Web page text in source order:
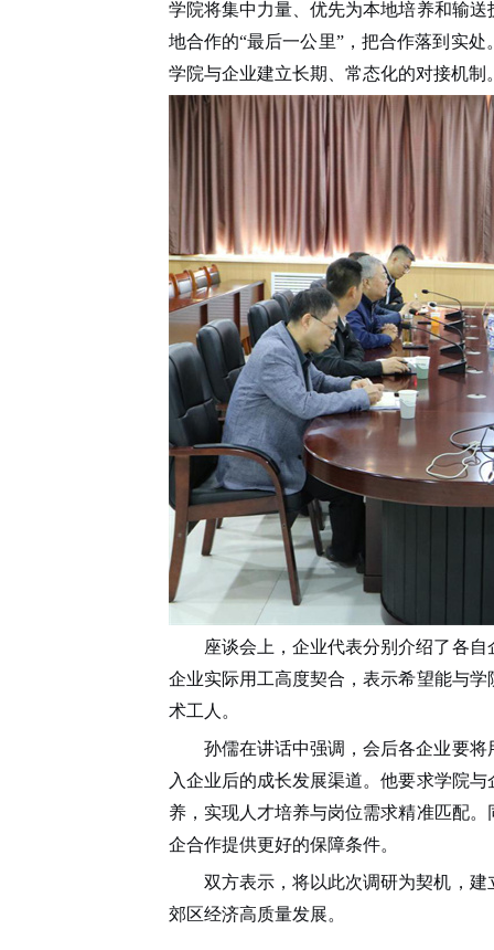
学院将集中力量、优先为本地培养和输
地合作的“最后一公里”，把合作落到实
学院与企业建立长期、常态化的对接机制
座谈会上，企业代表分别介绍了各
企业实际用工高度契合，表示希望能与
术工人。
孙儒在讲话中强调，会后各企业要
入企业后的成长发展渠道。他要求学院
养，实现人才培养与岗位需求精准匹配
企合作提供更好的保障条件。
双方表示，将以此次调研为契机，
郊区经济高质量发展。